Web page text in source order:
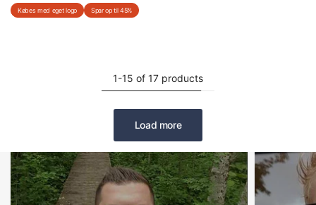
Købes med eget logo Spar op til 45%
1-15 of 17 products
Load more